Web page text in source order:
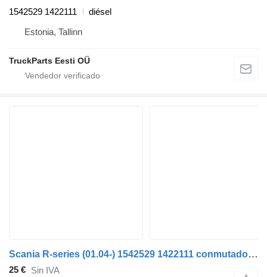
1542529 1422111
diésel
Estonia, Tallinn
TruckParts Eesti OÜ
Scania R-series (01.04-) 1542529 1422111 conmutador en la columna de dirección para Scania P,G,R,T-series (2004-2017) cabeza tractora
25 € Sin IVA